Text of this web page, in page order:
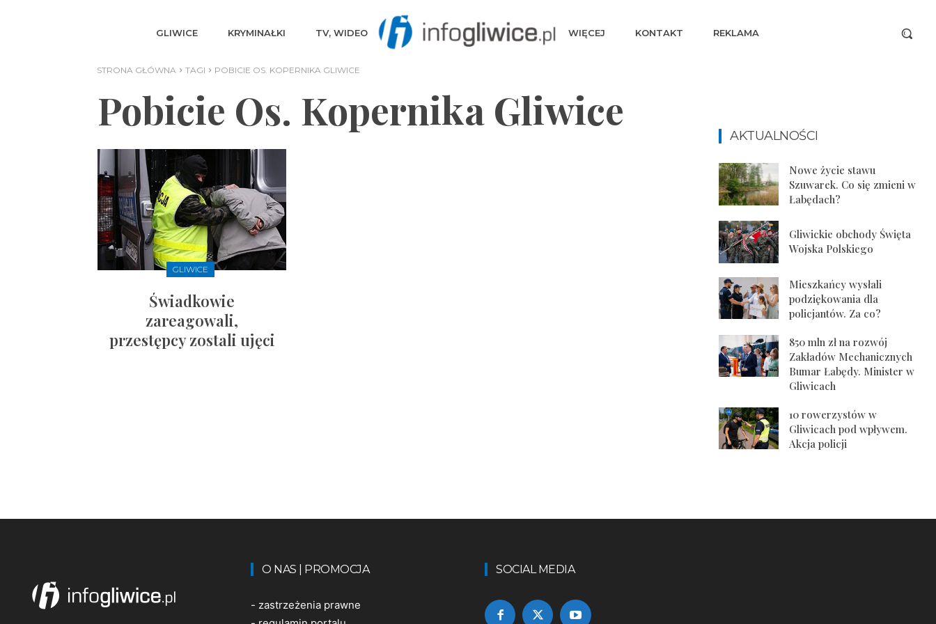
GLIWICE KRYMINAŁKI TV, WIDEO WIĘCEJ KONTAKT REKLAMA
STRONA GŁÓWNA TAGI POBICIE OS. KOPERNIKA GLIWICE
Pobicie Os. Kopernika Gliwice
GLIWICE
Świadkowie
zareagowali,
przestępcy zostali ujęci
AKTUALNOŚCI
Nowe życie stawu
Szuwarek. Co się zmieni w
Łabędach?
Gliwickie obchody Święta
Wojska Polskiego
Mieszkańcy wysłali
podziękowania dla
policjantów. Za co?
850 mln zł na rozwój
Zakładów Mechanicznych
Bumar Łabędy. Minister w
Gliwicach
10 rowerzystów w
Gliwicach pod wpływem.
Akcja policji
O NAS | PROMOCJA
- zastrzeżenia prawne
SOCIAL MEDIA